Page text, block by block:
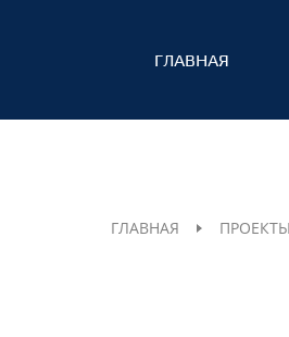
ГЛАВНАЯ
ГЛАВНАЯ ПРОЕКТЫ